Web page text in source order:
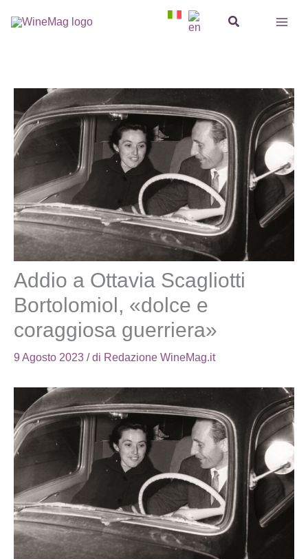
Cerca
Addio a Ottavia Scagliotti
Bortolomiol, «dolce e
coraggiosa guerriera»
9 Agosto 2023 / di Redazione WineMag.it